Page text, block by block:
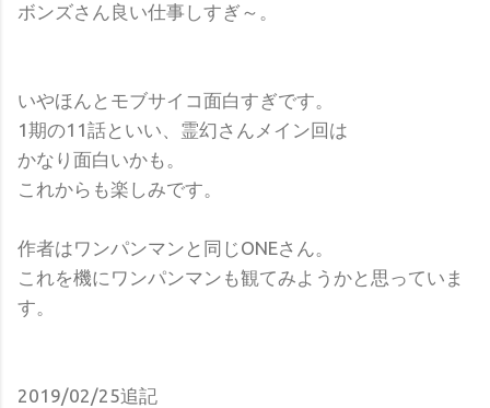
ボンズさん良い仕事しすぎ～。
いやほんとモブサイコ面白すぎです。
1期の11話といい、霊幻さんメイン回は
かなり面白いかも。
これからも楽しみです。
作者はワンパンマンと同じONEさん。
これを機にワンパンマンも観てみようかと思っていま
す。
2019/02/25追記